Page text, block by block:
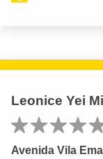
Leonice Yei
Avenida Vila